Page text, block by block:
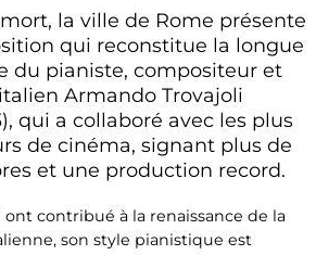
la ville de Rome présente
qui reconstitue la longue
du pianiste, compositeur et
Armando Trovajoli
qui a collaboré avec les plus
de cinéma, signant plus de
et une production record.
contribué à la renaissance de la
son style pianistique est